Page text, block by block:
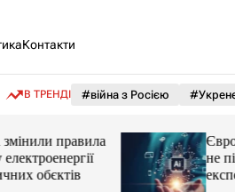
Контакти
В ТРЕНДІ #війна з Росією
правила
обєктів
не